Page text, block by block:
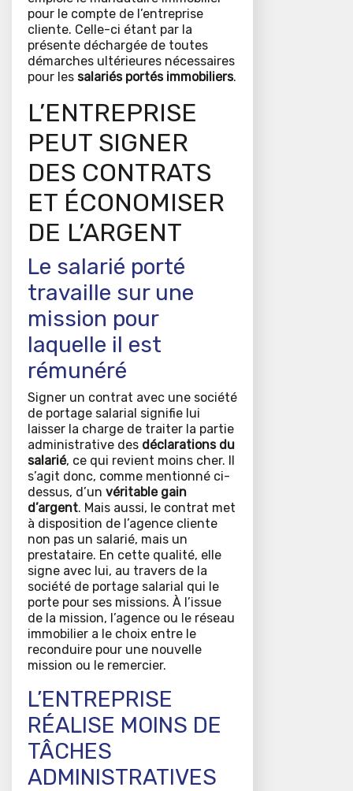
pour le compte de l’entreprise
cliente. Celle-ci étant par la
présente déchargée de toutes
démarches ultérieures nécessaires
pour les salariés portés immobiliers.
L’ENTREPRISE
PEUT SIGNER
DES CONTRATS
ET ÉCONOMISER
DE L’ARGENT
Le salarié porté
travaille sur une
mission pour
laquelle il est
rémunéré
Signer un contrat avec une société
de portage salarial signifie lui
laisser la charge de traiter la partie
administrative des déclarations du
salarié, ce qui revient moins cher. Il
s’agit donc, comme mentionné ci-
dessus, d’un véritable gain
d’argent. Mais aussi, le contrat met
à disposition de l’agence cliente
non pas un salarié, mais un
prestataire. En cette qualité, elle
signe avec lui, au travers de la
société de portage salarial qui le
porte pour ses missions. À l’issue
de la mission, l’agence ou le réseau
immobilier a le choix entre le
reconduire pour une nouvelle
mission ou le remercier.
L’ENTREPRISE
RÉALISE MOINS DE
TÂCHES
ADMINISTRATIVES